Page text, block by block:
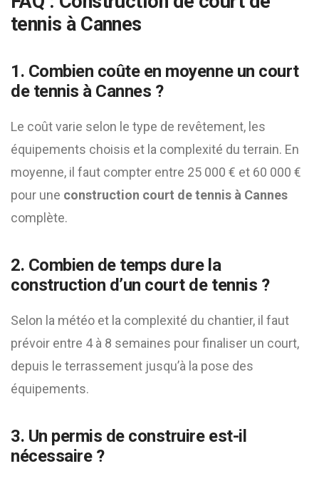
tennis à Cannes
1. Combien coûte en moyenne un court
de tennis à Cannes ?
Le coût varie selon le type de revêtement, les
équipements choisis et la complexité du terrain. En
moyenne, il faut compter entre 25 000 € et 60 000 €
pour une construction court de tennis à Cannes
complète.
2. Combien de temps dure la
construction d’un court de tennis ?
Selon la météo et la complexité du chantier, il faut
prévoir entre 4 à 8 semaines pour finaliser un court,
depuis le terrassement jusqu’à la pose des
équipements.
3. Un permis de construire est-il
nécessaire ?